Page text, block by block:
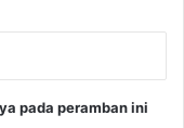
pada peramban ini